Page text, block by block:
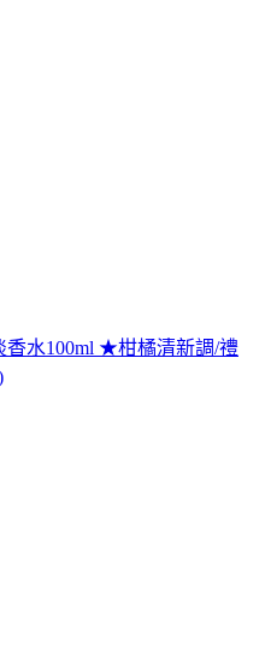
香水100ml ★柑橘清新調/禮